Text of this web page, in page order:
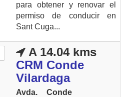
para obtener y renovar el
permiso de conducir en
Sant Cuga...
A 14.04 kms
CRM Conde
Vilardaga
Avda. Conde